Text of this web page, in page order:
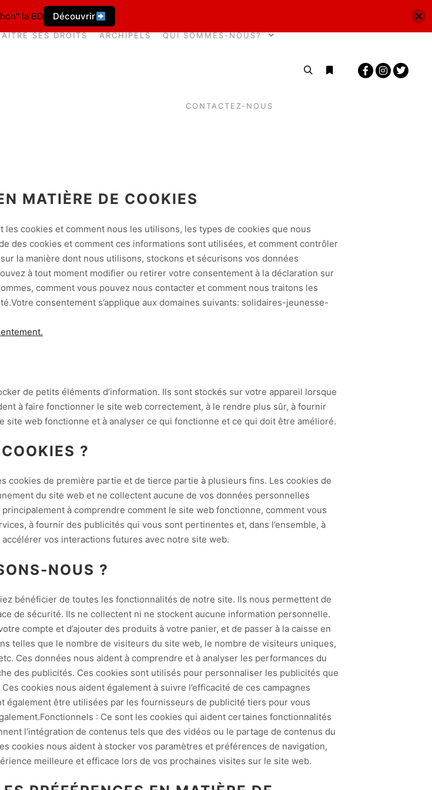
SES DROITS ARCHIPELS QUI SOMMES-NOUS?
CONTACTEZ-NOUS
MATIÈRE DE COOKIES
cookies et comment nous les utilisons, les types de cookies que nous
des cookies et comment ces informations sont utilisées, et comment contrôler
la manière dont nous utilisons, stockons et sécurisons vos données
à tout moment modifier ou retirer votre consentement à la déclaration sur
comment vous pouvez nous contacter et comment nous traitons les
consentement s’applique aux domaines suivants: solidaires-jeunesse-
de petits éléments d’information. Ils sont stockés sur votre appareil lorsque
à faire fonctionner le site web correctement, à le rendre plus sûr, à fournir
web fonctionne et à analyser ce qui fonctionne et ce qui doit être amélioré.
?
cookies de première partie et de tierce partie à plusieurs fins. Les cookies de
du site web et ne collectent aucune de vos données personnelles
à comprendre comment le site web fonctionne, comment vous
à fournir des publicités qui vous sont pertinentes et, dans l’ensemble, à
vos interactions futures avec notre site web.
NOUS ?
bénéficier de toutes les fonctionnalités de notre site. Ils nous permettent de
de sécurité. Ils ne collectent ni ne stockent aucune information personnelle.
compte et d’ajouter des produits à votre panier, et de passer à la caisse en
telles que le nombre de visiteurs du site web, le nombre de visiteurs uniques,
Ces données nous aident à comprendre et à analyser les performances du
des publicités. Ces cookies sont utilisés pour personnaliser les publicités que
cookies nous aident également à suivre l’efficacité de ces campagnes
également être utilisées par les fournisseurs de publicité tiers pour vous
: Ce sont les cookies qui aident certaines fonctionnalités
l’intégration de contenus tels que des vidéos ou le partage de contenus du
cookies nous aident à stocker vos paramètres et préférences de navigation,
meilleure et efficace lors de vos prochaines visites sur le site web.
la BD Découvrir